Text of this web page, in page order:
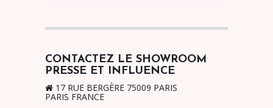
CONTACTEZ LE SHOWROOM
PRESSE ET INFLUENCE
17 RUE BERGÈRE 75009 PARIS
PARIS FRANCE